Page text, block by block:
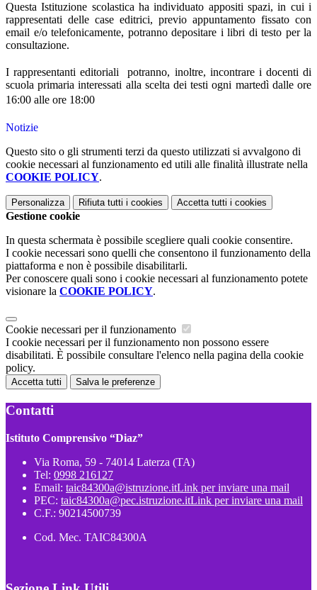
Questa Istituzione scolastica ha individuato appositi spazi, in cui i
rappresentati delle case editrici, previo appuntamento fissato con
email e/o telefonicamente, potranno depositare i libri di testo per la
consultazione.
I rappresentanti editoriali
potranno, inoltre, incontrare i docenti di
scuola primaria interessati alla scelta dei testiogni martedì dalle ore
16:00 alle ore 18:00
Notizie
Questo sito o gli strumenti terzi da questo utilizzati si avvalgono di
cookie necessari al funzionamento ed utili alle finalità illustrate nella
COOKIE POLICY.
Personalizza Rifiuta tutti i cookies Accetta tutti i cookies
Gestione cookie
In questa schermata è possibile scegliere quali cookie consentire.
I cookie necessari sono quelli che consentono il funzionamento della
piattaforma e non è possibile disabilitarli.
Per conoscere quali sono i cookie necessari al funzionamento potete
visionare la COOKIE POLICY.
Cookie necessari per il funzionamento
I cookie necessari per il funzionamento non possono essere
disabilitati. È possibile consultare l'elenco nella pagina della cookie
policy.
Accetta tutti Salva le preferenze
Contatti
Istituto Comprensivo “Diaz”
Via Roma, 59 - 74014 Laterza (TA)
Tel: 0998 216127
Email: taic84300a@istruzione.itLink per inviare una mail
PEC: taic84300a@pec.istruzione.itLink per inviare una mail
C.F.: 90214500739
Cod. Mec. TAIC84300A